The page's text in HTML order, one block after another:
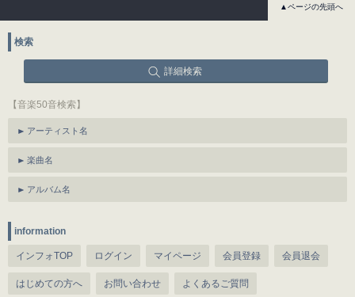
▲ページの先頭へ
検索
詳細検索
【音楽50音検索】
アーティスト名
楽曲名
アルバム名
information
インフォTOP ログイン マイページ 会員登録 会員退会
はじめての方へ お問い合わせ よくあるご質問